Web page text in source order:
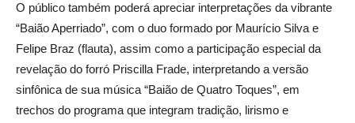
O público também poderá apreciar interpretações da vibrante
“Baião Aperriado”, com o duo formado por Maurício Silva e
Felipe Braz (flauta), assim como a participação especial da
revelação do forró Priscilla Frade, interpretando a versão
sinfônica de sua música “Baião de Quatro Toques”, em
trechos do programa que integram tradição, lirismo e